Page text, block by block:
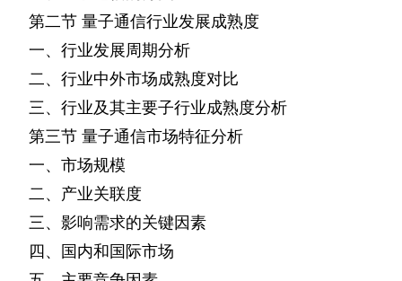
第二节 量子通信行业发展成熟度
一、行业发展周期分析
二、行业中外市场成熟度对比
三、行业及其主要子行业成熟度分析
第三节 量子通信市场特征分析
一、市场规模
二、产业关联度
三、影响需求的关键因素
四、国内和国际市场